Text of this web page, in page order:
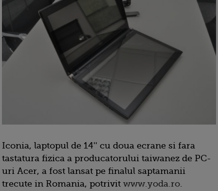
Iconia, laptopul de 14'' cu doua ecrane si fara
tastatura fizica a producatorului taiwanez de PC-
uri Acer, a fost lansat pe finalul saptamanii
trecute in Romania, potrivit www.yoda.ro.